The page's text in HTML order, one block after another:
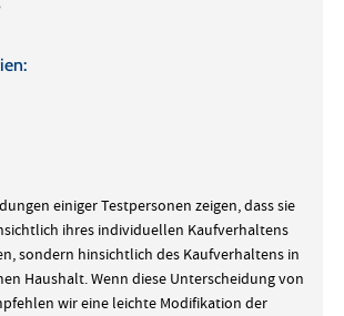
einiger Testpersonen zeigen, dass sie
ihres individuellen Kaufverhaltens
sondern hinsichtlich des Kaufverhaltens in
Haushalt. Wenn diese Unterscheidung von
wir eine leichte Modifikation der